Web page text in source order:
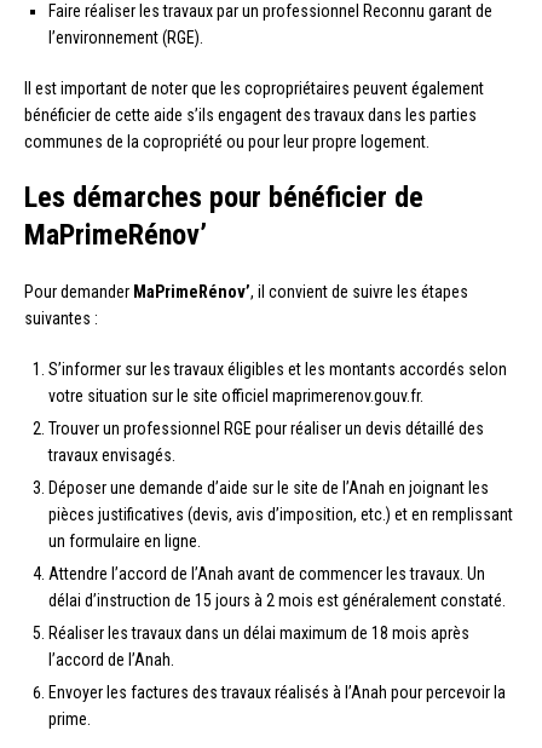
Faire réaliser les travaux par un professionnel Reconnu garant de
l’environnement (RGE).
Il est important de noter que les copropriétaires peuvent également
bénéficier de cette aide s’ils engagent des travaux dans les parties
communes de la copropriété ou pour leur propre logement.
Les démarches pour bénéficier de
MaPrimeRénov’
Pour demander MaPrimeRénov’, il convient de suivre les étapes
suivantes :
S’informer sur les travaux éligibles et les montants accordés selon
votre situation sur le site officiel maprimerenov.gouv.fr.
Trouver un professionnel RGE pour réaliser un devis détaillé des
travaux envisagés.
Déposer une demande d’aide sur le site de l’Anah en joignant les
pièces justificatives (devis, avis d’imposition, etc.) et en remplissant
un formulaire en ligne.
Attendre l’accord de l’Anah avant de commencer les travaux. Un
délai d’instruction de 15 jours à 2 mois est généralement constaté.
Réaliser les travaux dans un délai maximum de 18 mois après
l’accord de l’Anah.
Envoyer les factures des travaux réalisés à l’Anah pour percevoir la
prime.